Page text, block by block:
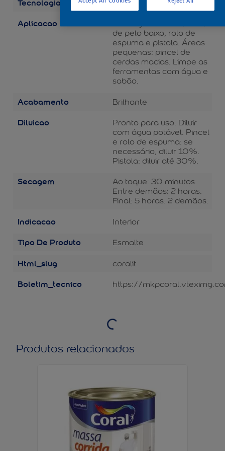
Balance
Aplicacao
de pelo baixo, rolo de
espuma e pistola. Áreas
pequenas: pincel de
cerdas macias. Limpe as
ferramentas com água e
sabão.
Acabamento Brilhante
Diluicao
Pronto para uso. Diluir
com água potável. Pincel
e rolo de espuma: se
necessário, diluir 10%.
Pistola: diluir até 30%.
Secagem
Ao toque: 30 minutos.
Entre demãos: 2 horas.
Final: 5 horas. 2 demãos.
Indicacao Interior
Tipo De Produto Esmalte
Html_slug coralit
Boletim_tecnico https://
Produtos relacionados